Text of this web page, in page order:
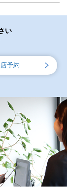
い
予約